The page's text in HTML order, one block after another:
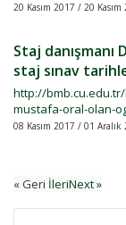
20 Kasım 2017 / 20 Kasım
Staj
staj sınav
http://
mustafa-oral-olan-
08 Kasım 2017 / 01 Aralık
« Geri İleriNext »